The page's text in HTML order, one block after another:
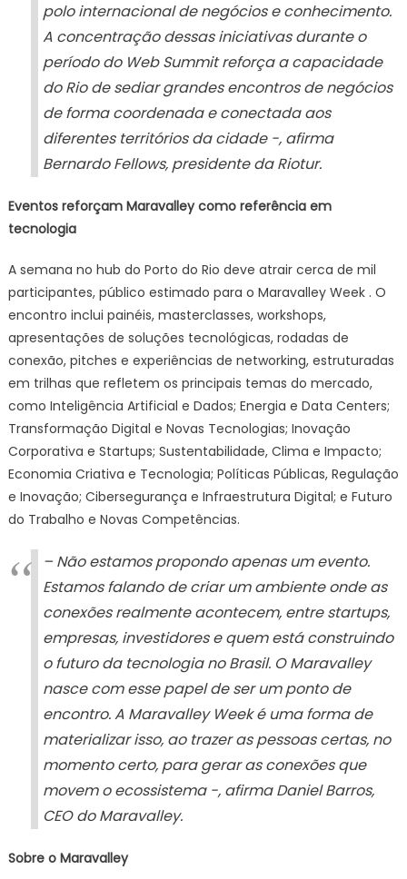
polo internacional de negócios e conhecimento.
A concentração dessas iniciativas durante o
período do Web Summit reforça a capacidade
do Rio de sediar grandes encontros de negócios
de forma coordenada e conectada aos
diferentes territórios da cidade -, afirma
Bernardo Fellows, presidente da Riotur.
Eventos reforçam Maravalley como referência em
tecnologia
A semana no hub do Porto do Rio deve atrair cerca de mil
participantes, público estimado para o Maravalley Week . O
encontro inclui painéis, masterclasses, workshops,
apresentações de soluções tecnológicas, rodadas de
conexão, pitches e experiências de networking, estruturadas
em trilhas que refletem os principais temas do mercado,
como Inteligência Artificial e Dados; Energia e Data Centers;
Transformação Digital e Novas Tecnologias; Inovação
Corporativa e Startups; Sustentabilidade, Clima e Impacto;
Economia Criativa e Tecnologia; Políticas Públicas, Regulação
e Inovação; Cibersegurança e Infraestrutura Digital; e Futuro
do Trabalho e Novas Competências.
– Não estamos propondo apenas um evento.
Estamos falando de criar um ambiente onde as
conexões realmente acontecem, entre startups,
empresas, investidores e quem está construindo
o futuro da tecnologia no Brasil. O Maravalley
nasce com esse papel de ser um ponto de
encontro. A Maravalley Week é uma forma de
materializar isso, ao trazer as pessoas certas, no
momento certo, para gerar as conexões que
movem o ecossistema -, afirma Daniel Barros,
CEO do Maravalley.
Sobre o Maravalley